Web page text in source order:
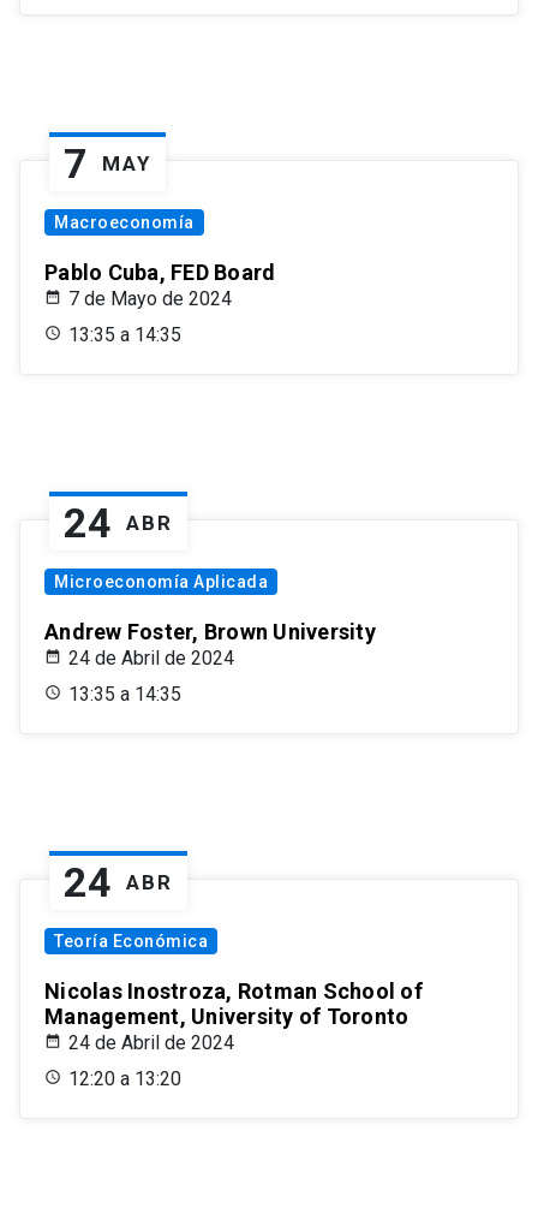
7 MAY
Macroeconomía
Pablo Cuba, FED Board
7 de Mayo de 2024
13:35 a 14:35
24 ABR
Microeconomía Aplicada
Andrew Foster, Brown University
24 de Abril de 2024
13:35 a 14:35
24 ABR
Teoría Económica
Nicolas Inostroza, Rotman School of
Management, University of Toronto
24 de Abril de 2024
12:20 a 13:20